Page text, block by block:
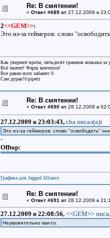
Re: В смятении!
« Ответ #689 от27.12.2009 в
2<<GEM>>:
Это из-за геймеров: слово
Как уверяют врачи, пятьдесят граммов коньяка
Всё хватит! Фарш кончился!
Все равно всех забанят ©
Сам дурак!©pipetz
Re: В смятении!
« Ответ #690 от28.12.2009 в
27.12.2009 в 23:03:43, cha писал(a):
Это из-за геймеров: слово "освободить"
-
Offtop:
Графика для Jagged Alliance
Re: В смятении!
« Ответ #691 от28.12.2009 в
27.12.2009 в 22:08:56, <<GEM>>
Неуважительно как-то.